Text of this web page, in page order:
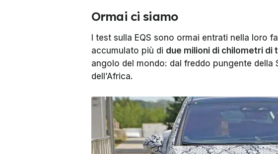
Ormai ci siamo
I test sulla EQS sono ormai entrati nella loro
accumulato più di due milioni di chilometri di
angolo del mondo: dal freddo pungente della
dell’Africa.